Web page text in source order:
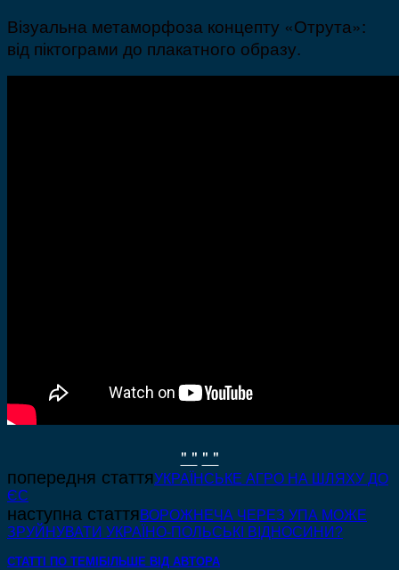
Візуальна метаморфоза концепту «Отрута»:
від піктограми до плакатного образу.
" " " "
попередня статтяУКРАЇНСЬКЕ АГРО НА ШЛЯХУ ДО
ЄС
наступна статтяВОРОЖНЕЧА ЧЕРЕЗ УПА МОЖЕ
ЗРУЙНУВАТИ УКРАЇНО-ПОЛЬСЬКІ ВІДНОСИНИ?
СТАТТІ ПО ТЕМІ БІЛЬШЕ ВІД АВТОРА